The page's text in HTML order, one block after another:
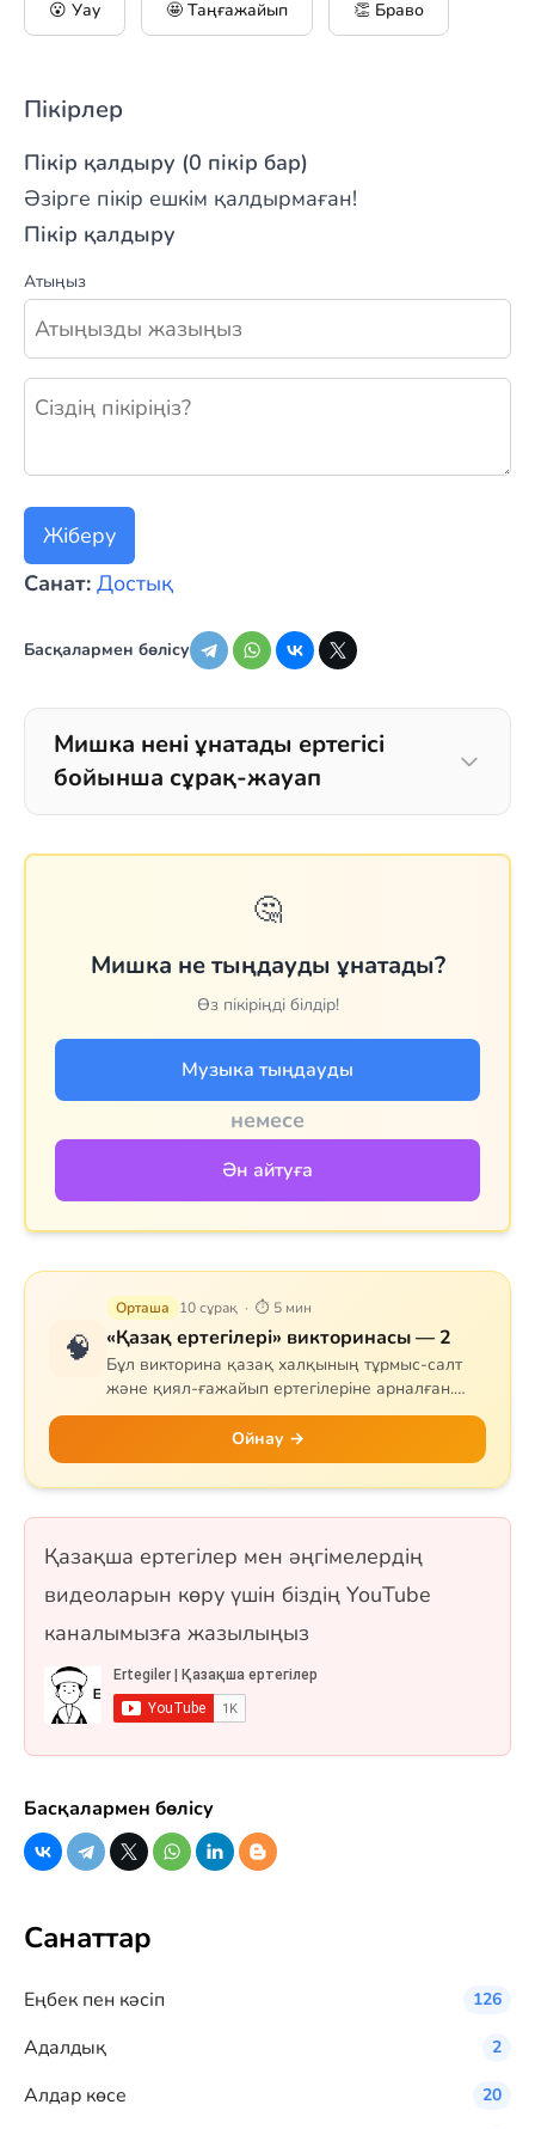
😮 Уау 🤩 Таңғажайып 👏 Браво
Пікірлер
Пікір қалдыру (0 пікір бар)
Әзірге пікір ешкім қалдырмаған!
Пікір қалдыру
Атыңыз
Жаңа пікір қалдыру
Жіберу
Санат: Достық
Басқалармен бөлісу
Мишка нені ұнатады ертегісі
бойынша сұрақ-жауап
🤔
Мишка не тыңдауды ұнатады?
Өз пікіріңді білдір!
Музыка тыңдауды
немесе
Ән айтуға
🧠
Орташа 10 сұрақ · ⏱ 5 мин
«Қазақ ертегілері» викторинасы — 2
Бұл викторина қазақ халқының тұрмыс-салт
және қиял-ғажайып ертегілеріне арналған.
Сұрақтар тапқыр Тазша Бала, дана Аяз би,
шешен Жиренше, «Алтын сақа», «Күн
астындағы Күнікей қыз» және «Ақ ниет пен
Қара ниет» ертегілерін қамтиды. 10 сұрақ, бір
Ойнау →
Қазақша ертегілер мен әңгімелердің
видеоларын көру үшін біздің YouTube
каналымызға жазылыңыз
Басқалармен бөлісу
Санаттар
Eңбек пен кәсіп 126
Адалдық 2
Алдар көсе 20